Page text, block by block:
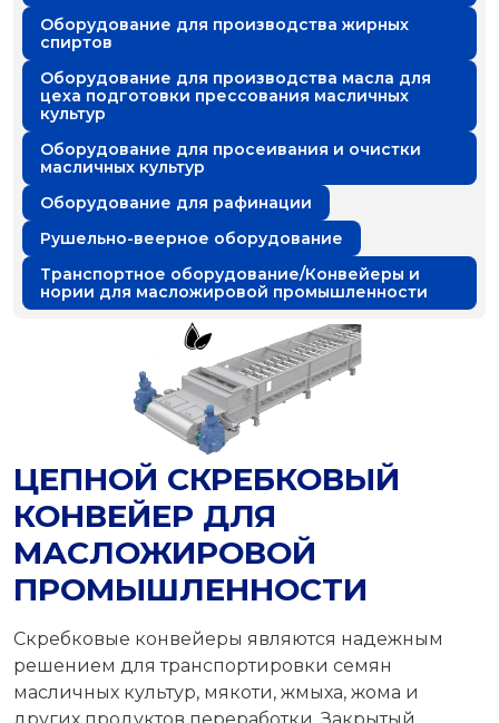
Оборудование для производства жирных
спиртов
Оборудование для производства масла для
цеха подготовки прессования масличных
культур
Оборудование для просеивания и очистки
масличных культур
Оборудование для рафинации
Рушельно-веерное оборудование
Транспортное оборудование/Конвейеры и
нории для масложировой промышленности
ЦЕПНОЙ СКРЕБКОВЫЙ
КОНВЕЙЕР ДЛЯ
МАСЛОЖИРОВОЙ
ПРОМЫШЛЕННОСТИ
Скребковые конвейеры являются надежным
решением для транспортировки семян
масличных культур, мякоти, жмыха, жома и